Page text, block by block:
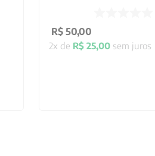
R$ 50,00
2x de R$ 25,00sem juros